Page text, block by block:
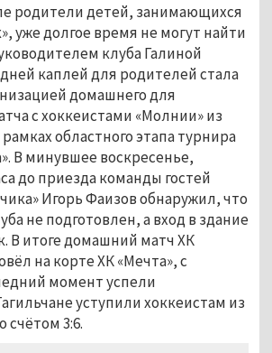
родители детей, занимающихся
уже долгое время не могут найти
клуба Галиной
каплей для родителей стала
домашнего для
с хоккеистами «Молнии» из
областного этапа турнира
В минувшее воскресенье,
до приезда команды гостей
Игорь Фаизов обнаружил, что
не подготовлен, а вход в здание
В итоге домашний матч ХК
на корте ХК «Мечта», с
момент успели
уступили хоккеистам из
счётом 3:6.